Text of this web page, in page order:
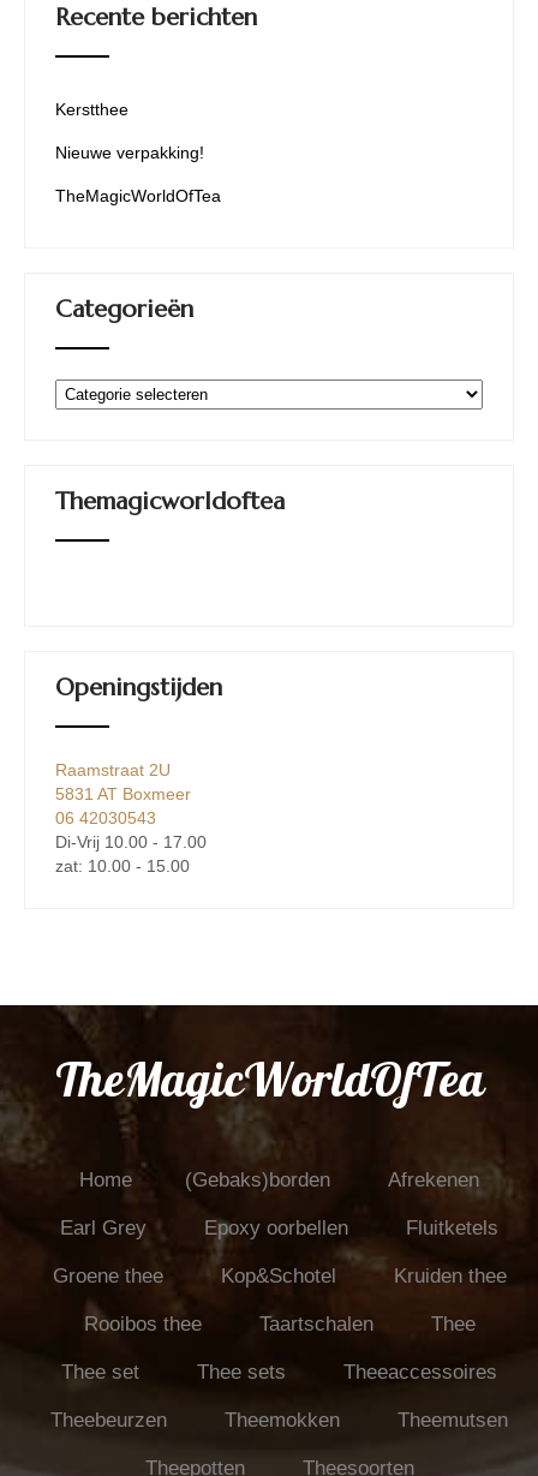
Recente berichten
Kerstthee
Nieuwe verpakking!
TheMagicWorldOfTea
Categorieën
Categorieën
Themagicworldoftea
Openingstijden
Raamstraat 2U
5831 AT Boxmeer
06 42030543
Di-Vrij 10.00 - 17.00
zat: 10.00 - 15.00
TheMagicWorldOfTea
Home (Gebaks)borden Afrekenen
Earl Grey Epoxy oorbellen Fluitketels
Groene thee Kop&Schotel Kruiden thee
Rooibos thee Taartschalen Thee
Thee set Thee sets Theeaccessoires
Theebeurzen Theemokken Theemutsen
Theepotten Theesoorten